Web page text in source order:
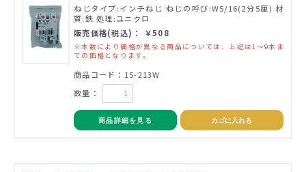
ねじタイプ:インチねじ ねじの呼び:W5/16(2分5厘) 材
質:鉄 処理:ユニクロ
販売価格(税込)： ￥508
※本数により価格が異なる商品については、上記は1～9本ま
での価格となります。
商品コード：15-213W
数量：
商品詳細を見る カゴに入れる